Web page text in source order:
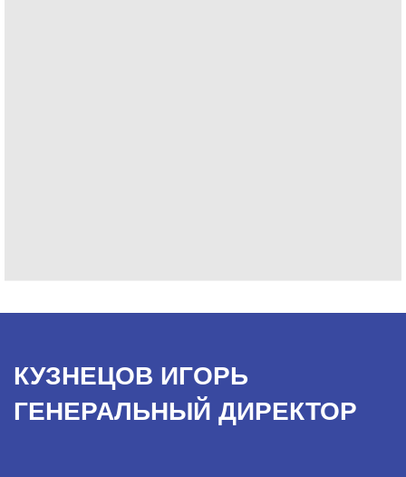
КУЗНЕЦОВ ИГОРЬ
ГЕНЕРАЛЬНЫЙ ДИРЕКТОР